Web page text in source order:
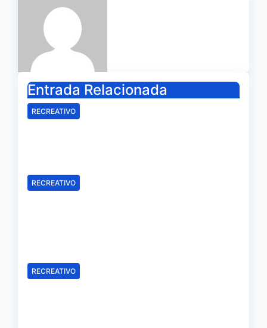
Entrada Relacionada
RECREATIVO
RECREATIVO
RECREATIVO